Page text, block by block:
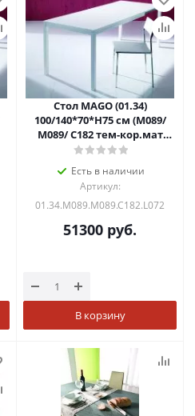
Стол MAGO (01.34)
100/140*70*Н75 см (М089/
M089/ С182 тем-кор.мат
ст+L072алюм.)
Есть в наличии
Артикул:
01.34.M089.M089.C182.L072
51300 руб.
В корзину